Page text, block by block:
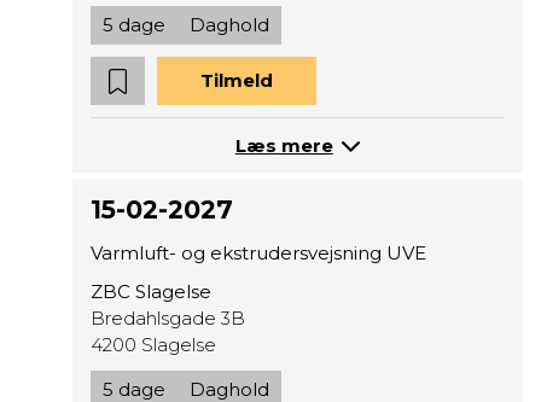
5 dage
Daghold
Tilmeld
Læs mere
15-02-2027
Varmluft- og ekstrudersvejsning UVE
ZBC Slagelse
Bredahlsgade 3B
4200 Slagelse
5 dage
Daghold